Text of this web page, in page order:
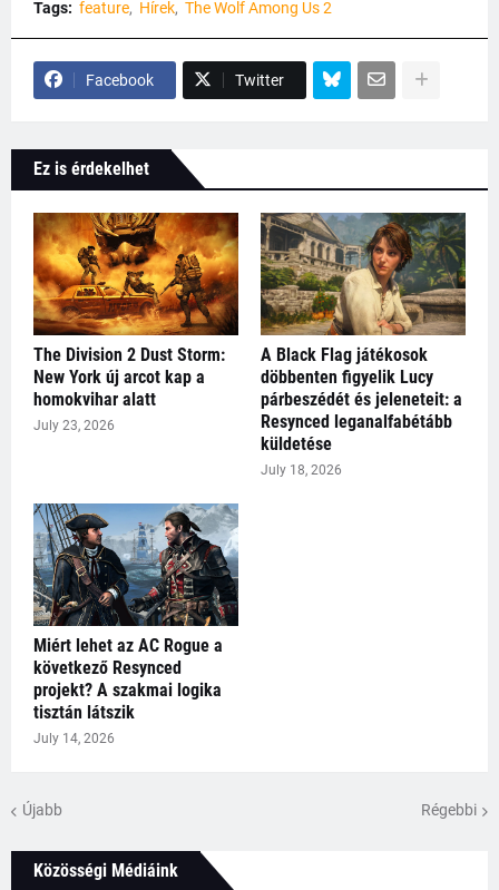
Tags: feature Hírek The Wolf Among Us 2
Facebook Twitter
Ez is érdekelhet
The Division 2 Dust Storm:
New York új arcot kap a
homokvihar alatt
July 23, 2026
A Black Flag játékosok
döbbenten figyelik Lucy
párbeszédét és jeleneteit: a
Resynced leganalfabétább
küldetése
July 18, 2026
Miért lehet az AC Rogue a
következő Resynced
projekt? A szakmai logika
tisztán látszik
July 14, 2026
Újabb Régebbi
Közösségi Médiáink